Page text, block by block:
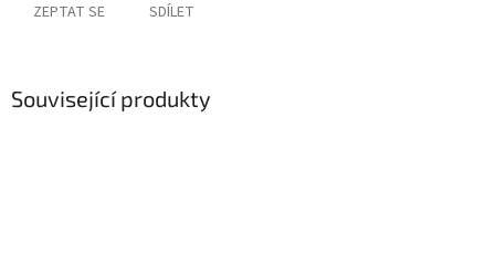
ZEPTAT SE SDÍLET
Související produkty